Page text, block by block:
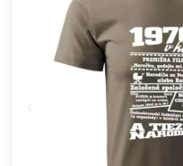
BEZPOTLAČE / BEZ
POTLAČE
NA SKLADE 11.7 €